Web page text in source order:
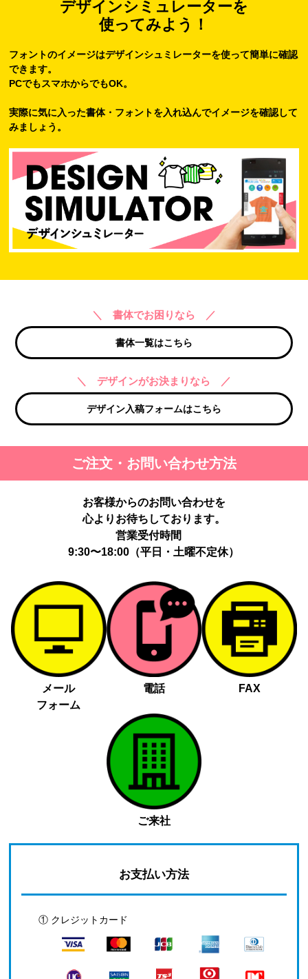
デザインシミュレーターを
使ってみよう！
フォントのイメージはデザインシュミレーターを使って簡単に確認
できます。
PCでもスマホからでもOK。
実際に気に入った書体・フォントを入れ込んでイメージを確認して
みましょう。
＼ 書体でお困りなら ／
書体一覧はこちら
＼ デザインがお決まりなら ／
デザイン入稿フォームはこちら
ご注文・お問い合わせ方法
お客様からのお問い合わせを
心よりお待ちしております。
営業受付時間
9:30〜18:00（平日・土曜不定休）
メール
フォーム
電話 FAX
ご来社
お支払い方法
① クレジットカード